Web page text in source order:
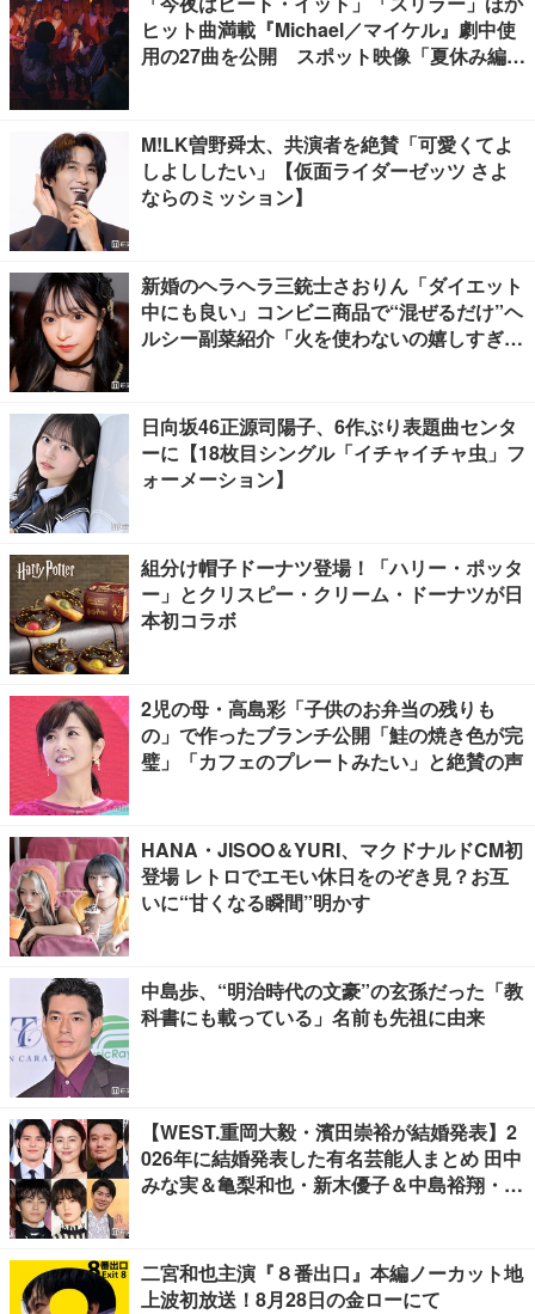
ヒット曲満載『Michael／マイケル』劇中使
用の27曲を公開 スポット映像「夏休み編」
M!LK曽野舜太、共演者を絶賛「可愛くてよ
しよししたい」【仮面ライダーゼッツ さよ
ならのミッション】
新婚のヘラヘラ三銃士さおりん「ダイエット
中にも良い」コンビニ商品で“混ぜるだけ”ヘ
ルシー副菜紹介「火を使わないの嬉しすぎ
日向坂46正源司陽子、6作ぶり表題曲センタ
ーに【18枚目シングル「イチャイチャ虫」フ
ォーメーション】
組分け帽子ドーナツ登場！「ハリー・ポッタ
ー」とクリスピー・クリーム・ドーナツが日
本初コラボ
2児の母・高島彩「子供のお弁当の残りも
の」で作ったブランチ公開「鮭の焼き色が完
璧」「カフェのプレートみたい」と絶賛の声
HANA・JISOO＆YURI、マクドナルドCM初
登場 レトロでエモい休日をのぞき見？お互
いに“甘くなる瞬間”明かす
中島歩、“明治時代の文豪”の玄孫だった「教
科書にも載っている」名前も先祖に由来
【WEST.重岡大毅・濱田崇裕が結婚発表】2
026年に結婚発表した有名芸能人まとめ 田中
みな実＆亀梨和也・新木優子＆中島裕翔・川
二宮和也主演『８番出口』本編ノーカット地
上波初放送！8月28日の金ローにて